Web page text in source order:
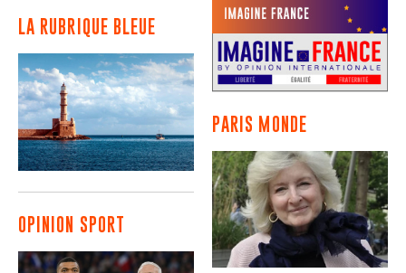
LA RUBRIQUE BLEUE
OPINION SPORT
PARIS MONDE